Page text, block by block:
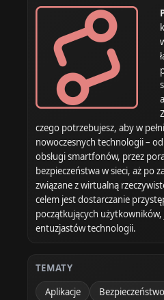
czego potrzebujesz, aby w
nowoczesnych technologii –
obsługi smartfonów, przez
bezpieczeństwa w sieci, aż po
związane z wirtualną
celem jest dostarczanie
początkujących użytkowników,
entuzjastów technologii.
TEMATY
Aplikacje
Bezpieczeństwo